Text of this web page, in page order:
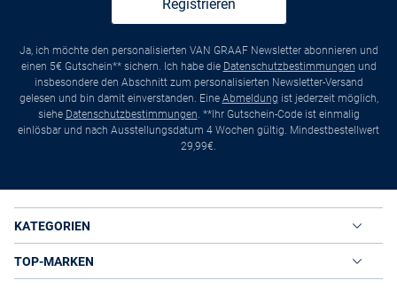
Registrieren
Ja, ich möchte den personalisierten VAN GRAAF Newsletter abonnieren und
einen 5€ Gutschein** sichern. Ich habe die Datenschutzbestimmungen und
insbesondere den Abschnitt zum personalisierten Newsletter-Versand
gelesen und bin damit einverstanden. Eine Abmeldung ist jederzeit möglich,
siehe Datenschutzbestimmungen. **Ihr Gutschein-Code ist einmalig
einlösbar und nach Ausstellungsdatum 4 Wochen gültig. Mindestbestellwert
29,99€.
KATEGORIEN
TOP-MARKEN